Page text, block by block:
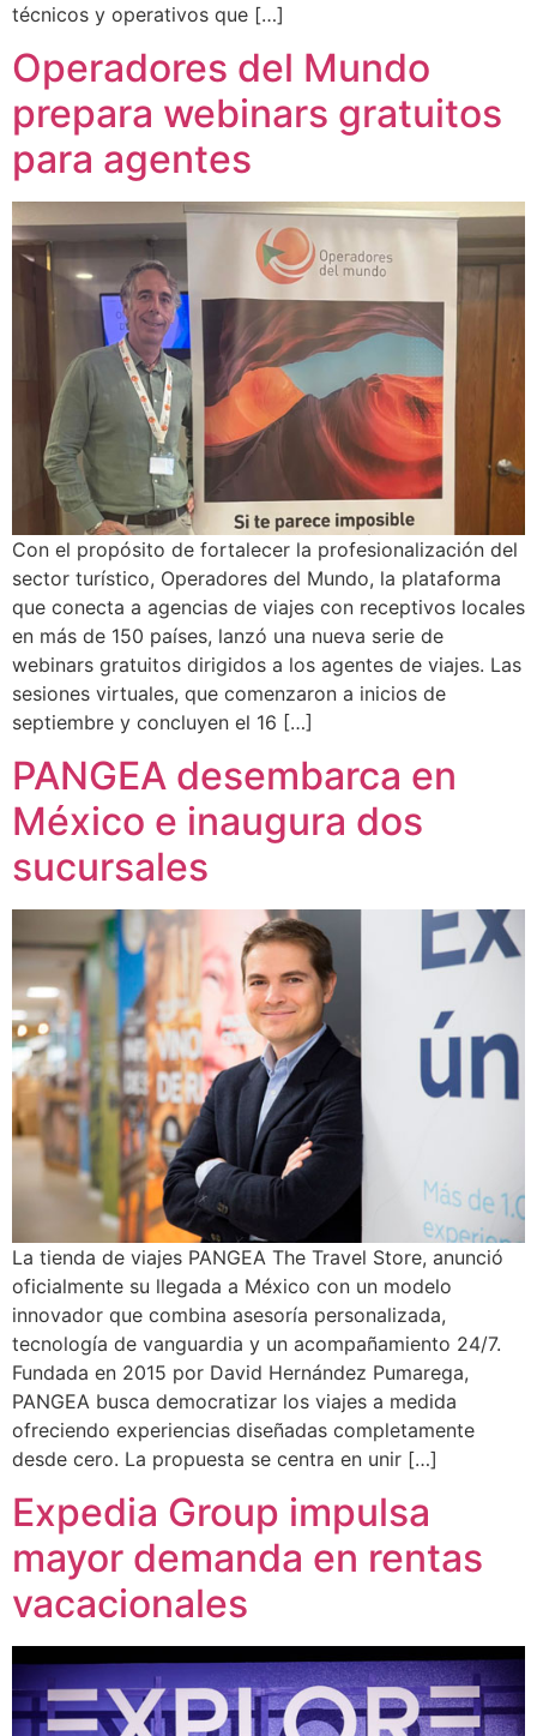
técnicos y operativos que […]
Operadores del Mundo
prepara webinars gratuitos
para agentes
Con el propósito de fortalecer la profesionalización del
sector turístico, Operadores del Mundo, la plataforma
que conecta a agencias de viajes con receptivos locales
en más de 150 países, lanzó una nueva serie de
webinars gratuitos dirigidos a los agentes de viajes. Las
sesiones virtuales, que comenzaron a inicios de
septiembre y concluyen el 16 […]
PANGEA desembarca en
México e inaugura dos
sucursales
La tienda de viajes PANGEA The Travel Store, anunció
oficialmente su llegada a México con un modelo
innovador que combina asesoría personalizada,
tecnología de vanguardia y un acompañamiento 24/7.
Fundada en 2015 por David Hernández Pumarega,
PANGEA busca democratizar los viajes a medida
ofreciendo experiencias diseñadas completamente
desde cero. La propuesta se centra en unir […]
Expedia Group impulsa
mayor demanda en rentas
vacacionales